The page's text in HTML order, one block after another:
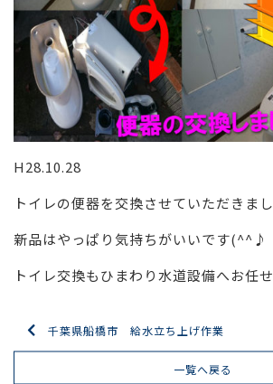
H28.10.28
トイレの便器を交換させていただきまし
新品はやっぱり気持ちがいいです(^^♪
トイレ交換もひまわり水道設備へお任
千葉県船橋市 給水立ち上げ作業
一覧へ戻る